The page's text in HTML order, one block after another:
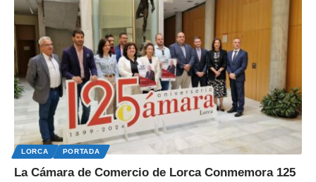
LORCA PORTADA
La Cámara de Comercio de Lorca Conmemora 125